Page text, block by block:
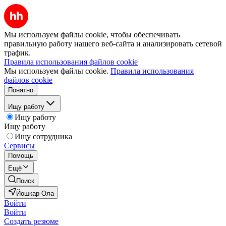
Мы используем файлы cookie, чтобы обеспечивать
правильную работу нашего веб-сайта и анализировать сетевой
трафик.
Правила использования файлов cookie
Мы используем файлы cookie. Правила использования
файлов cookie
Понятно
Ищу работу
Ищу работу
Ищу работу
Ищу сотрудника
Сервисы
Помощь
Ещё
Поиск
Йошкар-Ола
Войти
Войти
Создать резюме